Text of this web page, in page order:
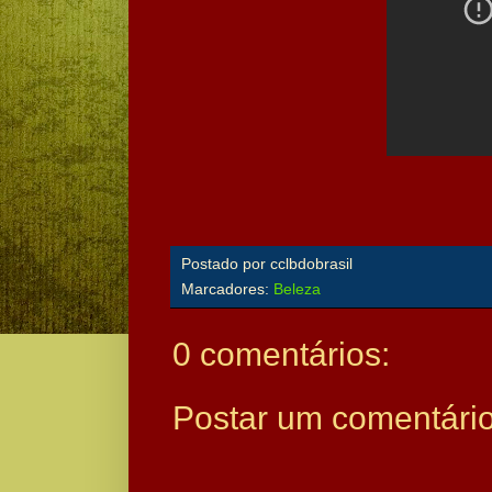
Postado por cclbdobrasil
Marcadores: Beleza
0 comentários:
Postar um